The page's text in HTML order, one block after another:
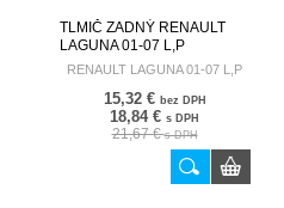
TLMIČ ZADNÝ RENAULT
LAGUNA 01-07 L,P
8200097418 A-RE-037
RENAULT LAGUNA 01-07 L,P
15,32 € bez DPH
18,84 € s DPH
21,67 €s DPH